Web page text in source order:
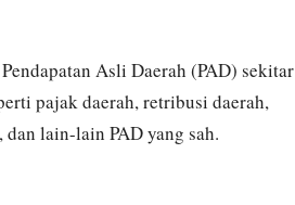
Asli Daerah (PAD) sekitar
pajak daerah, retribusi daerah,
lain-lain PAD yang sah.